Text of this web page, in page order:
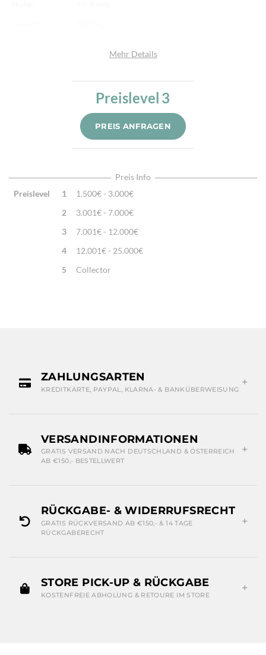
Seide
1 Mio. /m²
Sehr fein per Hand geknüpft
Traditionelle Machart
Mehr Details
Preislevel 3
PREIS ANFRAGEN
Preis Info
Preislevel
1
1.500€ - 3.000€
2
3.001€ - 7.000€
3
7.001€ - 12.000€
4
12.001€ - 25.000€
5
Collector
ZAHLUNGSARTEN
KREDITKARTE, PAYPAL, KLARNA- & BANKÜBERWEISUNG
VERSANDINFORMATIONEN
GRATIS VERSAND NACH DEUTSCHLAND & ÖSTERREICH
AB €150,- BESTELLWERT
RÜCKGABE- & WIDERRUFSRECHT
GRATIS RÜCKVERSAND AB €150,- & 14 TAGE
RÜCKGABERECHT
STORE PICK-UP & RÜCKGABE
KOSTENFREIE ABHOLUNG & RETOURE IM STORE